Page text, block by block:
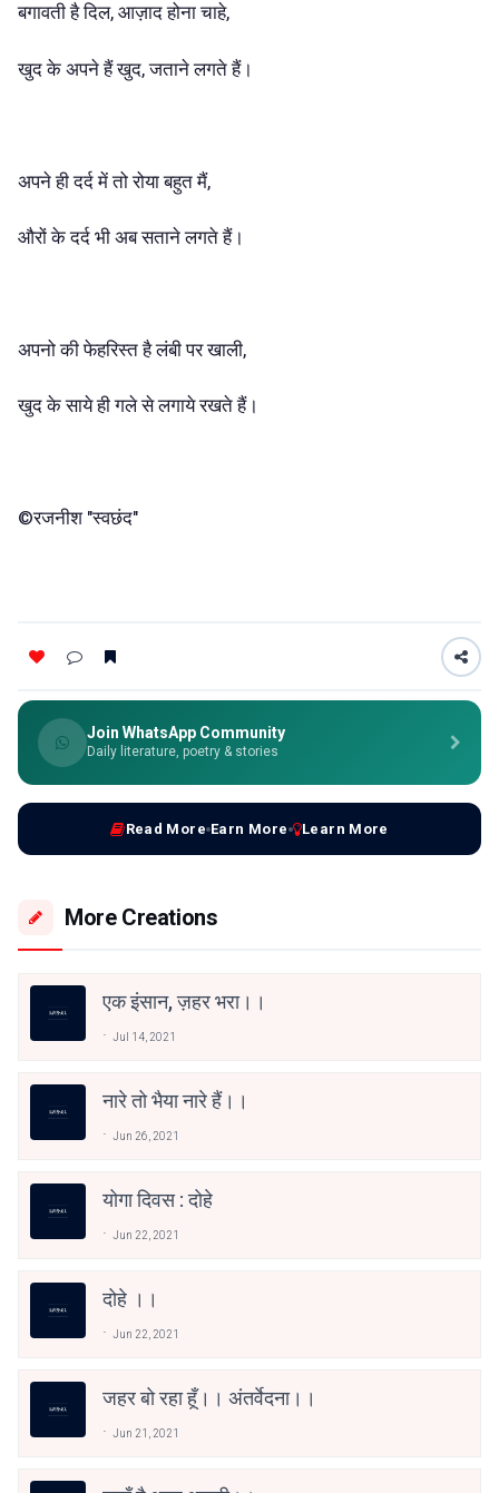
बगावती है दिल, आज़ाद होना चाहे,
खुद के अपने हैं खुद, जताने लगते हैं।
अपने ही दर्द में तो रोया बहुत मैं,
औरों के दर्द भी अब सताने लगते हैं।
अपनो की फेहरिस्त है लंबी पर खाली,
खुद के साये ही गले से लगाये रखते हैं।
©रजनीश "स्वछंद"
Join WhatsApp Community
Daily literature, poetry & stories
Read More Earn More Learn More
More Creations
एक इंसान, ज़हर भरा।।
Jul 14, 2021
नारे तो भैया नारे हैं।।
Jun 26, 2021
योगा दिवस : दोहे
Jun 22, 2021
दोहे ।।
Jun 22, 2021
जहर बो रहा हूँ।। अंतर्वेदना।।
Jun 21, 2021